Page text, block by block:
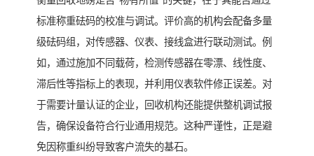
标准称重砝码的校准与调试。评价高的机构会配备多量
级砝码组，对传感器、仪表、接线盒进行联动测试。例
如，通过施加不同载荷，检测传感器在零漂、线性度、
滞后性等指标上的表现，并利用仪表软件修正误差。对
于需要计量认证的企业，回收机构还能提供整机调试报
告，确保设备符合行业通用规范。这种严谨性，正是避
免因称重纠纷导致客户流失的基石。